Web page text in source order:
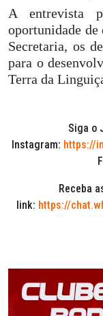
A entrevista
oportunidade de
Secretaria, os
para o
Terra da
Siga o
Instagram: https://
Receba
link: https://